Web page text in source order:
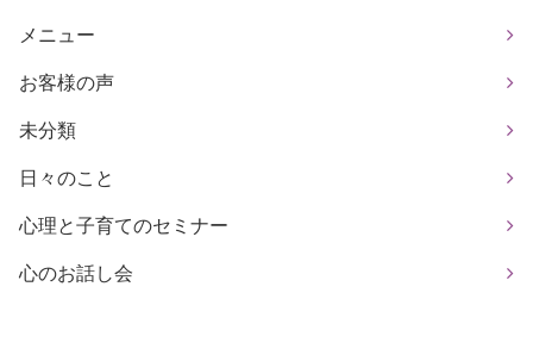
メニュー
お客様の声
未分類
日々のこと
心理と子育てのセミナー
心のお話し会